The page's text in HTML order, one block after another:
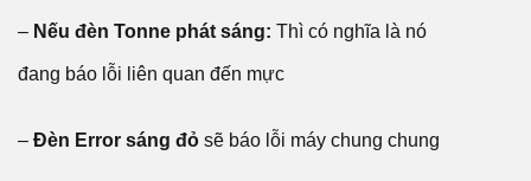
– Nếu đèn Tonne phát sáng: Thì có nghĩa là nó
đang báo lỗi liên quan đến mực
– Đèn Error sáng đỏ sẽ báo lỗi máy chung chung